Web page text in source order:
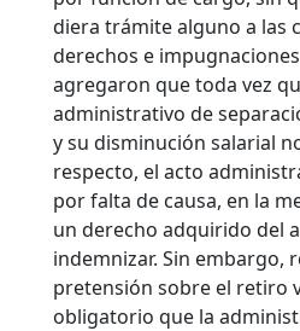
diera trámite alguno a las
derechos e
agregaron que toda vez
administrativo de
y su disminución salarial
respecto, el acto
por falta de causa, en la
un derecho adquirido del
indemnizar. Sin embargo,
pretensión sobre el retiro
obligatorio que la